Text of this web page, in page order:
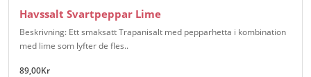
Havssalt Svartpeppar Lime
Beskrivning: Ett smaksatt Trapanisalt med pepparhetta i kombination
med lime som lyfter de fles..
89,00Kr